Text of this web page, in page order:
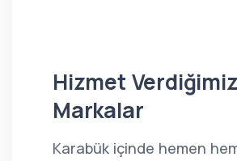
Hizmet Verdiğimiz
Markalar
Karabük içinde hemen